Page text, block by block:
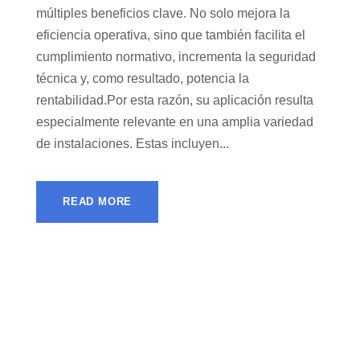
múltiples beneficios clave. No solo mejora la
eficiencia operativa, sino que también facilita el
cumplimiento normativo, incrementa la seguridad
técnica y, como resultado, potencia la
rentabilidad.Por esta razón, su aplicación resulta
especialmente relevante en una amplia variedad
de instalaciones. Estas incluyen...
READ MORE